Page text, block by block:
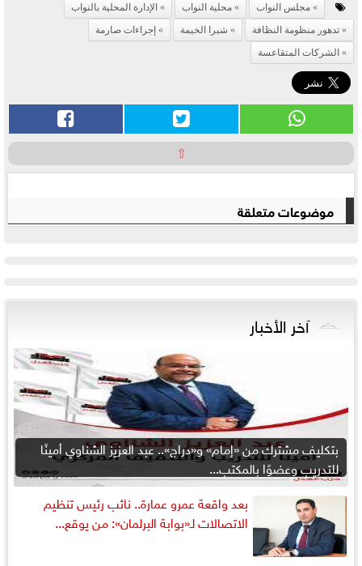
مجلس النواب محلية النواب
الإدارة المحلية بالنواب
تدهور منظومة النظافة
شبرا الخيمة
إجراءات صارمة
الشركات المتقاعسة
⇧
موضوعات متعلقة
آخر الأخبار
بتكليف مشترك من «إمام» و«دراج».. عبد العزيز الشناوي أمينًا
للتدريب وعضوًا بالمكتب...
بعد واقعة عمرو عمارة.. نائب رئيس تنظيم
الاتصالات لـ«بوابة البرلمان»: من يوقع...